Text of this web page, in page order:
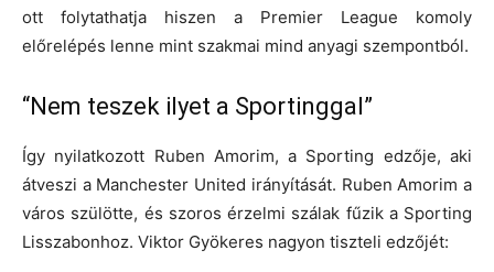
ott folytathatja hiszen a Premier League komoly
előrelépés lenne mint szakmai mind anyagi szempontból.
“Nem teszek ilyet a Sportinggal”
Így nyilatkozott Ruben Amorim, a Sporting edzője, aki
átveszi a Manchester United irányítását. Ruben Amorim a
város szülötte, és szoros érzelmi szálak fűzik a Sporting
Lisszabonhoz. Viktor Gyökeres nagyon tiszteli edzőjét: